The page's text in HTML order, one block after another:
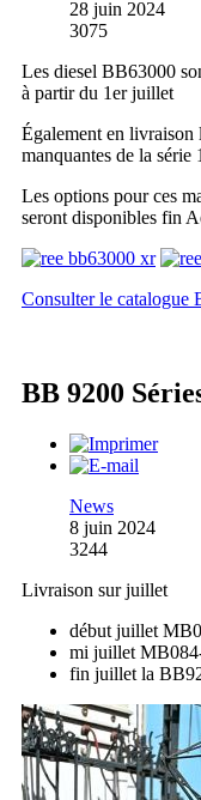
28 juin 2024
3075
Les diesel BB63000
à partir du 1er juillet
Également en
manquantes de la série 1
Les options pour ces
seront disponibles fin
Consulter le catalogue
BB 9200
News
8 juin 2024
3244
Livraison sur juillet
début juillet
mi juillet
fin juillet la